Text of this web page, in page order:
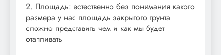
2. Площадь: естественно без понимания какого
размера у нас площадь закрытого грунта
сложно представить чем и как мы будет
отапливать